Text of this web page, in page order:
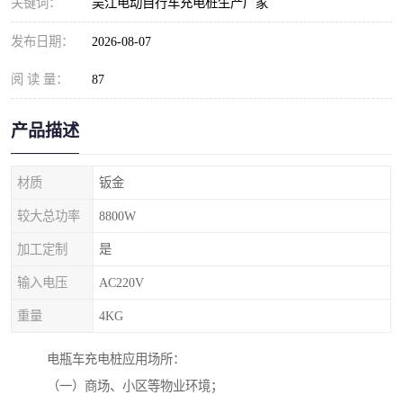
发布日期： 2026-08-07
阅 读 量： 87
产品描述
材质 钣金
较大总功率 8800W
加工定制 是
输入电压 AC220V
重量 4KG
电瓶车充电桩应用场所：
（一）商场、小区等物业环境；